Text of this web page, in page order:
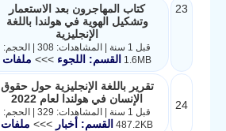
23
كتاب المهاجرون بعد الاستعمار
وتشكيل الهوية في هولندا باللغة
الإنجليزية
قبل 1 سنة | المشاهدات: 308 | الحجم:
1.6MB
القسم: اللجوء >>> ملفات
24
تقرير باللغة الإنجليزية حول حقوق
الإنسان في هولندا لعام 2022
قبل 1 سنة | المشاهدات: 329 | الحجم:
487.2KB القسم: أخبار >>> ملفات